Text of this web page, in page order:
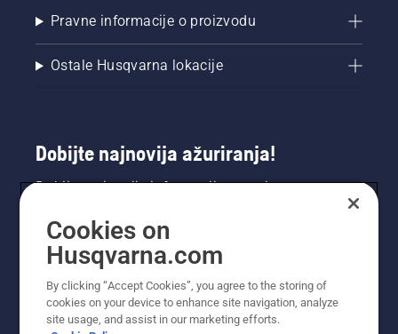
Pravne informacije o proizvodu
Ostale Husqvarna lokacije
Dobijte najnovija ažuriranja!
Dobijte najnovije informacije o novim
proizvodima, specijalnim ponudama i još mnogo
toga. Prijavite se na naš bilten ovdje.
Cookies on
Husqvarna.com
By clicking “Accept Cookies”, you agree to the storing of
cookies on your device to enhance site navigation, analyze
site usage, and assist in our marketing efforts.